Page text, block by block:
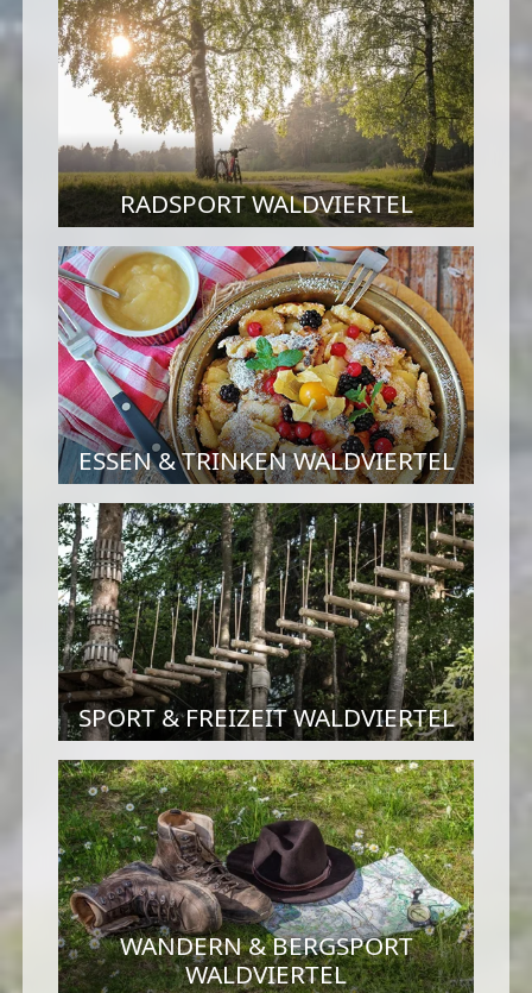
RADSPORT WALDVIERTEL
ESSEN & TRINKEN WALDVIERTEL
SPORT & FREIZEIT WALDVIERTEL
WANDERN & BERGSPORT
WALDVIERTEL